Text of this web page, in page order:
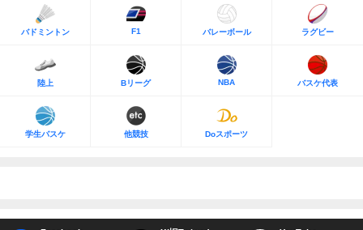
バドミントン F1 バレーボール ラグビー
陸上 Bリーグ NBA バスケ代表
学生バスケ 他競技 Doスポーツ